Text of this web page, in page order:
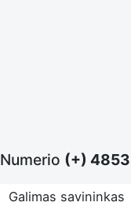
Numerio (+)
Galimas savininkas